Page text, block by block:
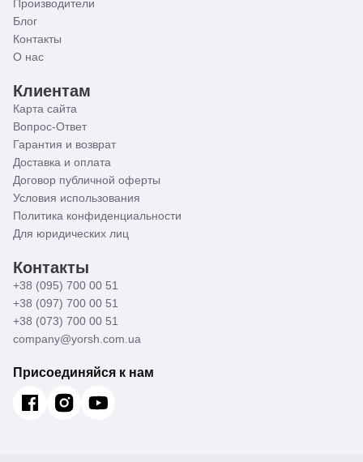
Производители
Блог
Контакты
О нас
Клиентам
Карта сайта
Вопрос-Ответ
Гарантия и возврат
Доставка и оплата
Договор публичной оферты
Условия использования
Политика конфиденциальности
Для юридических лиц
Контакты
+38 (095) 700 00 51
+38 (097) 700 00 51
+38 (073) 700 00 51
company@yorsh.com.ua
Присоединяйся к нам